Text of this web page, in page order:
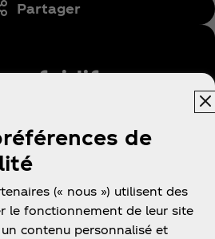
Partager
fairlife
Utilisée sous licence.
de
(« nous ») utilisent des
le fonctionnement de leur site
contenu personnalisé et